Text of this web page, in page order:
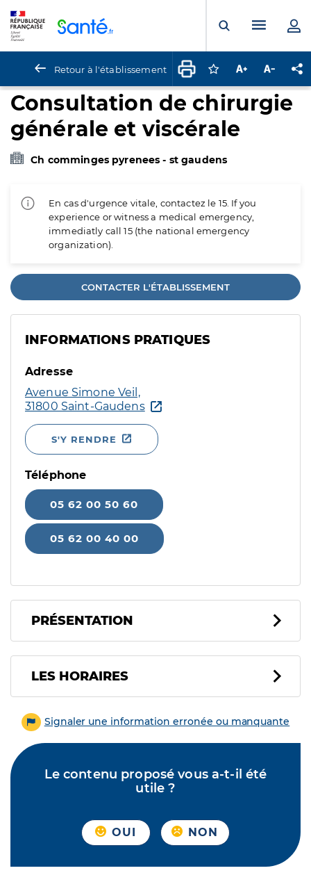
Ouvrir laMenu
Retour à l'établissement Connectez-vous
Augmenter la
Consultation de chirurgie
générale et viscérale
Ch comminges pyrenees - st gaudens
En cas d'urgence vitale, contactez le 15. If you
experience or witness a medical emergency,
immediatly call 15 (the national emergency
organization).
CONTACTER L'ÉTABLISSEMENT
INFORMATIONS PRATIQUES
Adresse
Avenue Simone Veil,
31800 Saint-Gaudens
S'Y RENDRE
Téléphone
05 62 00 50 60
05 62 00 40 00
PRÉSENTATION
LES HORAIRES
Signaler une information erronée ou manquante
Le contenu proposé vous a-t-il été
utile ?
OUI NON